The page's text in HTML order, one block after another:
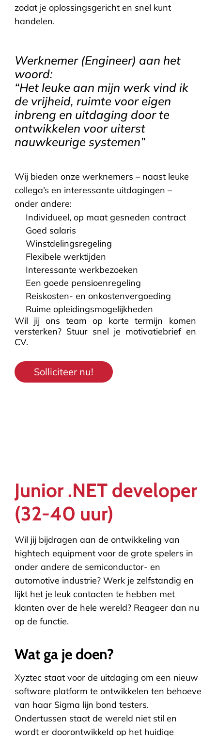
zodat je oplossingsgericht en snel kunt
handelen.
Werknemer (Engineer) aan het
woord:
“Het leuke aan mijn werk vind ik
de vrijheid, ruimte voor eigen
inbreng en uitdaging door te
ontwikkelen voor uiterst
nauwkeurige systemen”
Wij bieden onze werknemers – naast leuke
collega’s en interessante uitdagingen –
onder andere:
Individueel, op maat gesneden contract
Goed salaris
Winstdelingsregeling
Flexibele werktijden
Interessante werkbezoeken
Een goede pensioenregeling
Reiskosten- en onkostenvergoeding
Ruime opleidingsmogelijkheden
Wil jij ons team op korte termijn komen
versterken? Stuur snel je motivatiebrief en
CV.
Solliciteer nu!
Junior .NET developer
(32-40 uur)
Wil jij bijdragen aan de ontwikkeling van
hightech equipment voor de grote spelers in
onder andere de semiconductor- en
automotive industrie? Werk je zelfstandig en
lijkt het je leuk contacten te hebben met
klanten over de hele wereld? Reageer dan nu
op de functie.
Wat ga je doen?
Xyztec staat voor de uitdaging om een nieuw
software platform te ontwikkelen ten behoeve
van haar Sigma lijn bond testers.
Ondertussen staat de wereld niet stil en
wordt er doorontwikkeld op het huidige